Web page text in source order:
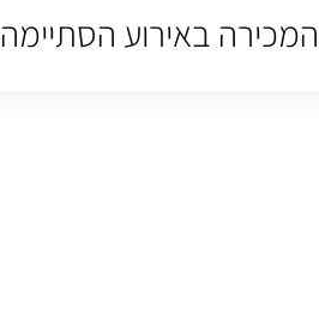
המכירה באירוע הסתיימה